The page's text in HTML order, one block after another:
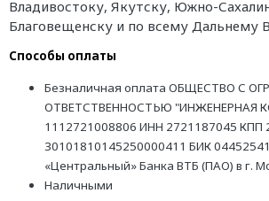
Владивостоку, Якутску, Южно-
Благовещенску и по всему Дальнему
Способы оплаты
Безналичная оплата ОБЩЕСТВО С
ОТВЕТСТВЕННОСТЬЮ "ИНЖЕНЕРНАЯ
1112721008806 ИНН 2721187045 КПП
30101810145250000411 БИК
«Центральный» Банка ВТБ (ПАО) в г.
Наличными